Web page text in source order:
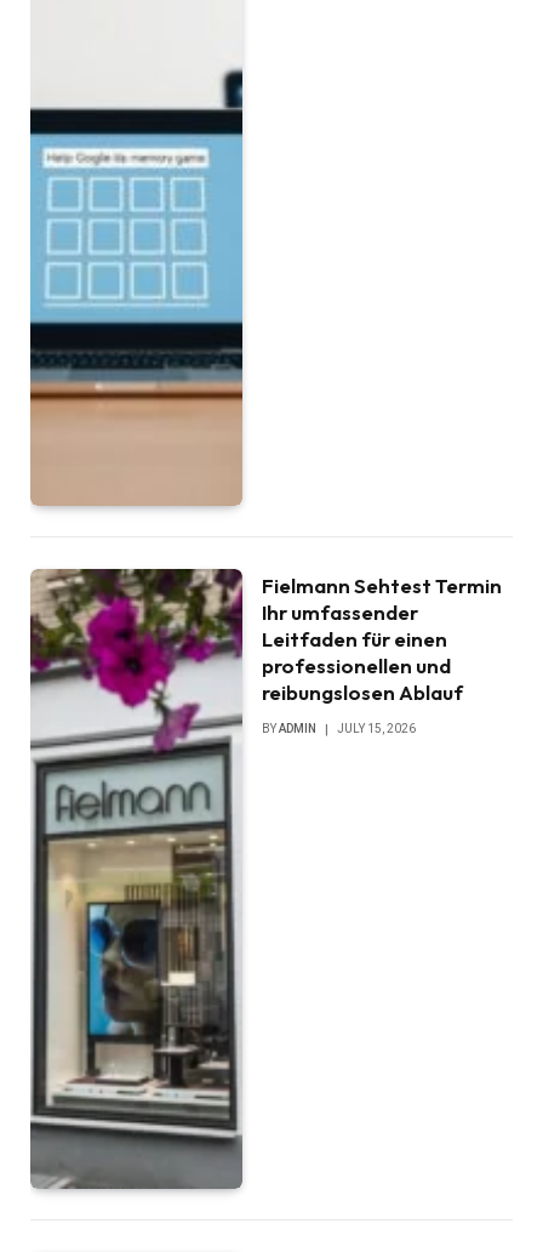
Fielmann Sehtest Termin
Ihr umfassender
Leitfaden für einen
professionellen und
reibungslosen Ablauf
BYADMIN JULY 15, 2026